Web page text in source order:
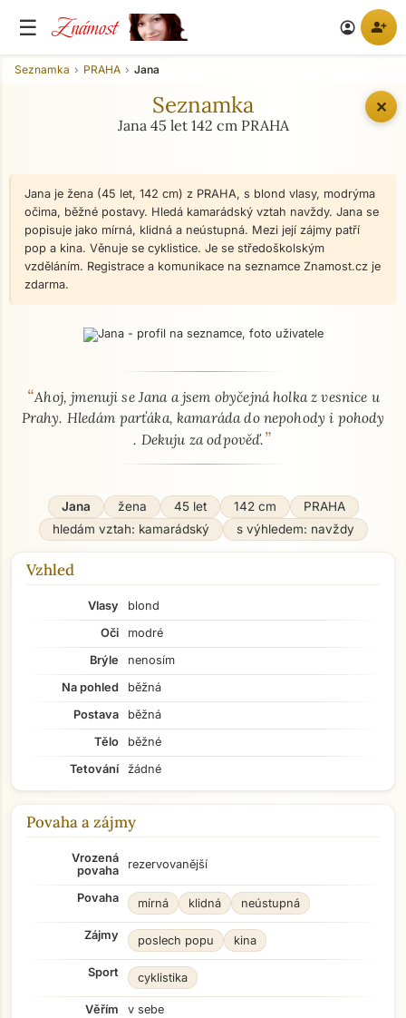
☰ Známost account_circle person_add
✕
Seznamka PRAHA Jana
Seznamka
Jana 45 let 142 cm PRAHA
Jana je žena (45 let, 142 cm) z PRAHA, s blond vlasy, modrýma
očima, běžné postavy. Hledá kamarádský vztah navždy. Jana se
popisuje jako mírná, klidná a neústupná. Mezi její zájmy patří
pop a kina. Věnuje se cyklistice. Je se středoškolským
vzděláním. Registrace a komunikace na seznamce Znamost.cz je
zdarma.
O mně - seznamka profil
“Ahoj, jmenuji se Jana a jsem obyčejná holka z vesnice u
Prahy. Hledám parťáka, kamaráda do nepohody i pohody
. Dekuju za odpověď.”
Jana žena 45 let 142 cm
PRAHA
hledám vztah: kamarádský
s výhledem: navždy
Vzhled
Vlasy
blond
Oči
modré
Brýle
nenosím
Na pohled
běžná
Postava
běžná
Tělo
běžné
Tetování
žádné
Povaha a zájmy
Vrozená
povaha
rezervovanější
Povaha mírná klidná neústupná
Zájmy poslech popu kina
Sport cyklistika
Věřím
v sebe